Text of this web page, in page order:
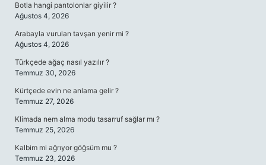
Botla hangi pantolonlar giyilir ?
Ağustos 4, 2026
Arabayla vurulan tavşan yenir mi ?
Ağustos 4, 2026
Türkçede ağaç nasıl yazılır ?
Temmuz 30, 2026
Kürtçede evin ne anlama gelir ?
Temmuz 27, 2026
Klimada nem alma modu tasarruf sağlar mı ?
Temmuz 25, 2026
Kalbim mi ağrıyor göğsüm mu ?
Temmuz 23, 2026